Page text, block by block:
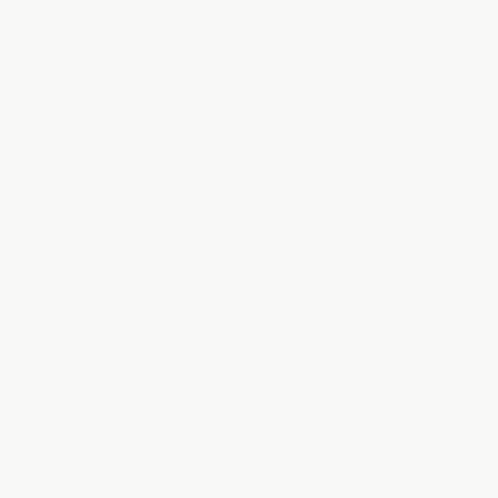
Порядок выступлений